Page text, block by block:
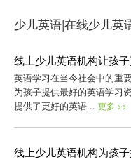
少儿英语|在线少儿英
线上少儿英语机构让孩
英语学习在当今社会中的重
为孩子提供最好的英语学习
提供了更好的英语... 更多 >>
线上少儿英语机构为孩